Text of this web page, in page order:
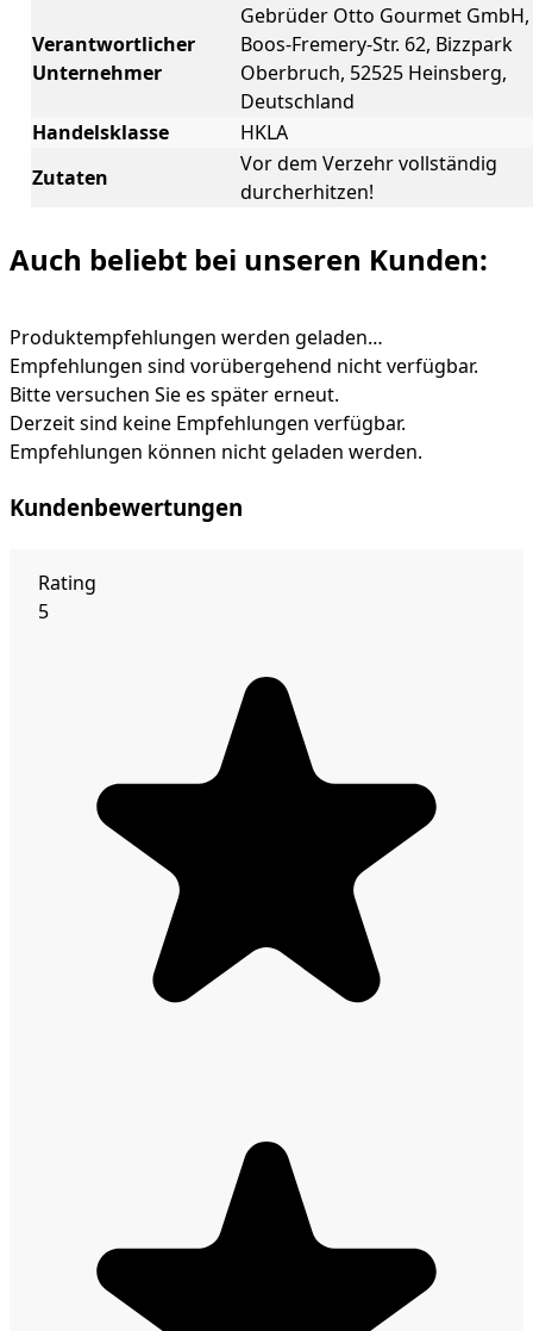
Verantwortlicher
Unternehmer
Gebrüder Otto Gourmet GmbH,
Boos-Fremery-Str. 62, Bizzpark
Oberbruch, 52525 Heinsberg,
Deutschland
Handelsklasse
HKLA
Zutaten
Vor dem Verzehr vollständig
durcherhitzen!
Auch beliebt bei unseren Kunden:
Produktempfehlungen werden geladen…
Empfehlungen sind vorübergehend nicht verfügbar.
Bitte versuchen Sie es später erneut.
Derzeit sind keine Empfehlungen verfügbar.
Empfehlungen können nicht geladen werden.
Kundenbewertungen
Rating
5